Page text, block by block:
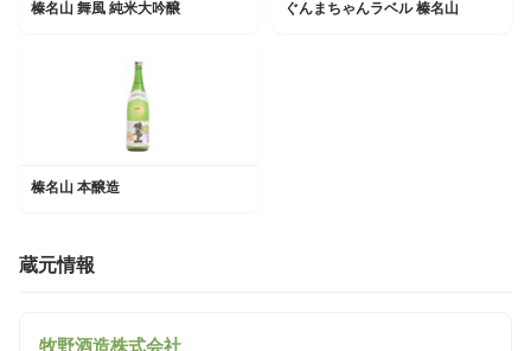
榛名山 舞風 純米大吟醸 ぐんまちゃんラベル 榛名山
榛名山 本醸造
蔵元情報
牧野酒造株式会社